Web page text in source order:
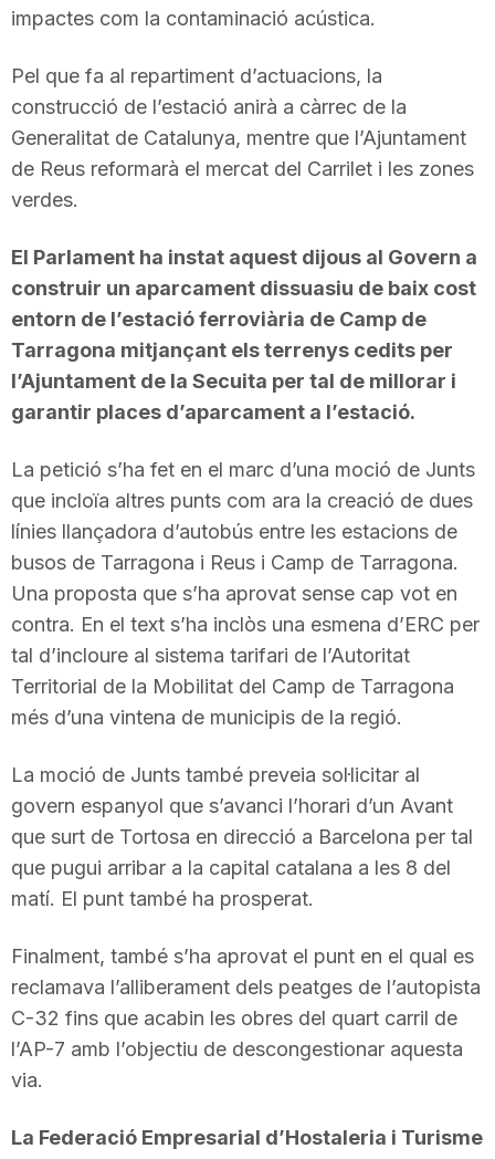
impactes com la contaminació acústica.
Pel que fa al repartiment d’actuacions, la
construcció de l’estació anirà a càrrec de la
Generalitat de Catalunya, mentre que l’Ajuntament
de Reus reformarà el mercat del Carrilet i les zones
verdes.
El Parlament ha instat aquest dijous al Govern a
construir un aparcament dissuasiu de baix cost
entorn de l’estació ferroviària de Camp de
Tarragona mitjançant els terrenys cedits per
l’Ajuntament de la Secuita per tal de millorar i
garantir places d’aparcament a l’estació.
La petició s’ha fet en el marc d’una moció de Junts
que incloïa altres punts com ara la creació de dues
línies llançadora d’autobús entre les estacions de
busos de Tarragona i Reus i Camp de Tarragona.
Una proposta que s’ha aprovat sense cap vot en
contra. En el text s’ha inclòs una esmena d’ERC per
tal d’incloure al sistema tarifari de l’Autoritat
Territorial de la Mobilitat del Camp de Tarragona
més d’una vintena de municipis de la regió.
La moció de Junts també preveia sol·licitar al
govern espanyol que s’avanci l’horari d’un Avant
que surt de Tortosa en direcció a Barcelona per tal
que pugui arribar a la capital catalana a les 8 del
matí. El punt també ha prosperat.
Finalment, també s’ha aprovat el punt en el qual es
reclamava l’alliberament dels peatges de l’autopista
C-32 fins que acabin les obres del quart carril de
l’AP-7 amb l’objectiu de descongestionar aquesta
via.
La Federació Empresarial d’Hostaleria i Turisme